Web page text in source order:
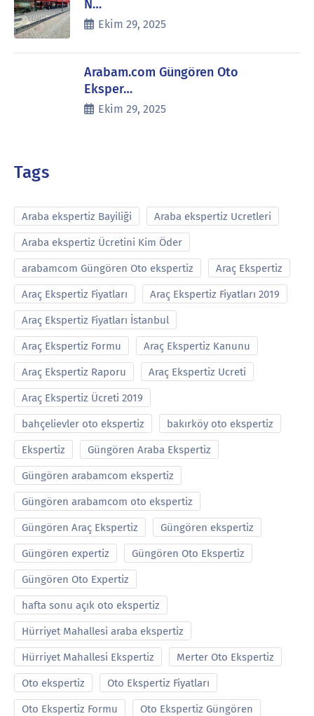
N…
Ekim 29, 2025
Arabam.com Güngören Oto
Eksper…
Ekim 29, 2025
Tags
Araba ekspertiz Bayiliği Araba ekspertiz Ucretleri
Araba ekspertiz Ücretini Kim Öder
arabamcom Güngören Oto ekspertiz Araç Ekspertiz
Araç Ekspertiz Fiyatları Araç Ekspertiz Fiyatları 2019
Araç Ekspertiz Fiyatları İstanbul
Araç Ekspertiz Formu Araç Ekspertiz Kanunu
Araç Ekspertiz Raporu Araç Ekspertiz Ucreti
Araç Ekspertiz Ücreti 2019
bahçelievler oto ekspertiz bakırköy oto ekspertiz
Ekspertiz Güngören Araba Ekspertiz
Güngören arabamcom ekspertiz
Güngören arabamcom oto ekspertiz
Güngören Araç Ekspertiz Güngören ekspertiz
Güngören expertiz Güngören Oto Ekspertiz
Güngören Oto Expertiz
hafta sonu açık oto ekspertiz
Hürriyet Mahallesi araba ekspertiz
Hürriyet Mahallesi Ekspertiz Merter Oto Ekspertiz
Oto ekspertiz Oto Ekspertiz Fiyatları
Oto Ekspertiz Formu Oto Ekspertiz Güngören